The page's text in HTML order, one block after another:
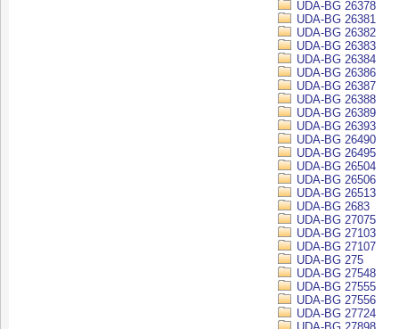
UDA-BG 26378
UDA-BG 26381
UDA-BG 26382
UDA-BG 26383
UDA-BG 26384
UDA-BG 26386
UDA-BG 26387
UDA-BG 26388
UDA-BG 26389
UDA-BG 26393
UDA-BG 26490
UDA-BG 26495
UDA-BG 26504
UDA-BG 26506
UDA-BG 26513
UDA-BG 2683
UDA-BG 27075
UDA-BG 27103
UDA-BG 27107
UDA-BG 275
UDA-BG 27548
UDA-BG 27555
UDA-BG 27556
UDA-BG 27724